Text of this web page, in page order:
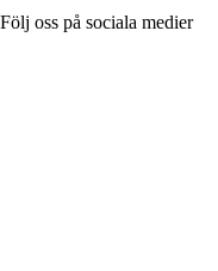
Följ oss på sociala medier